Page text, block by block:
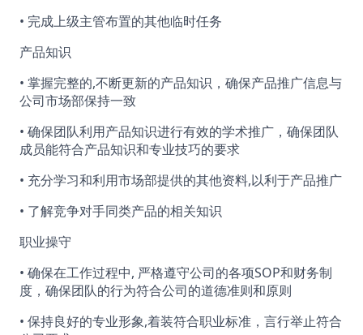
• 完成上级主管布置的其他临时任务
产品知识
• 掌握完整的,不断更新的产品知识，确保产品推广信息与
公司市场部保持一致
• 确保团队利用产品知识进行有效的学术推广，确保团队
成员能符合产品知识和专业技巧的要求
• 充分学习和利用市场部提供的其他资料,以利于产品推广
• 了解竞争对手同类产品的相关知识
职业操守
• 确保在工作过程中, 严格遵守公司的各项SOP和财务制
度，确保团队的行为符合公司的道德准则和原则
• 保持良好的专业形象,着装符合职业标准，言行举止符合